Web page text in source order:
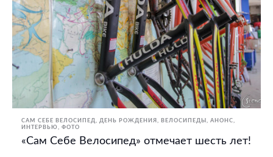
САМ СЕБЕ ВЕЛОСИПЕД ДЕНЬ РОЖДЕНИЯ ВЕЛОСИПЕДЫ
АНОНС
ИНТЕРВЬЮ
ФОТО
«Сам Себе Велосипед» отмечает шесть лет!